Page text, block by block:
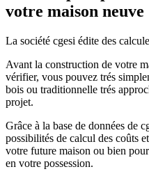
votre maison neuve
La société cgesi édite des
Avant la construction de votre
vérifier, vous pouvez trés
bois ou traditionnelle trés
projet.
Grâce à la base de données de
possibilités de calcul des coûts
votre future maison ou bien
en votre possession.